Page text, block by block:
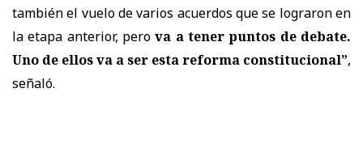
también el vuelo de varios acuerdos que se lograron en
la etapa anterior, perova a tener puntos de debate.
Uno de ellos va a ser esta reforma constitucional”,
señaló.